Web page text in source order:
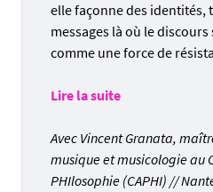
elle façonne des identités,
messages là où le discours
comme une force de
Lire la suite
Avec Vincent Granata,
musique et musicologie au
PHIlosophie (CAPHI) //